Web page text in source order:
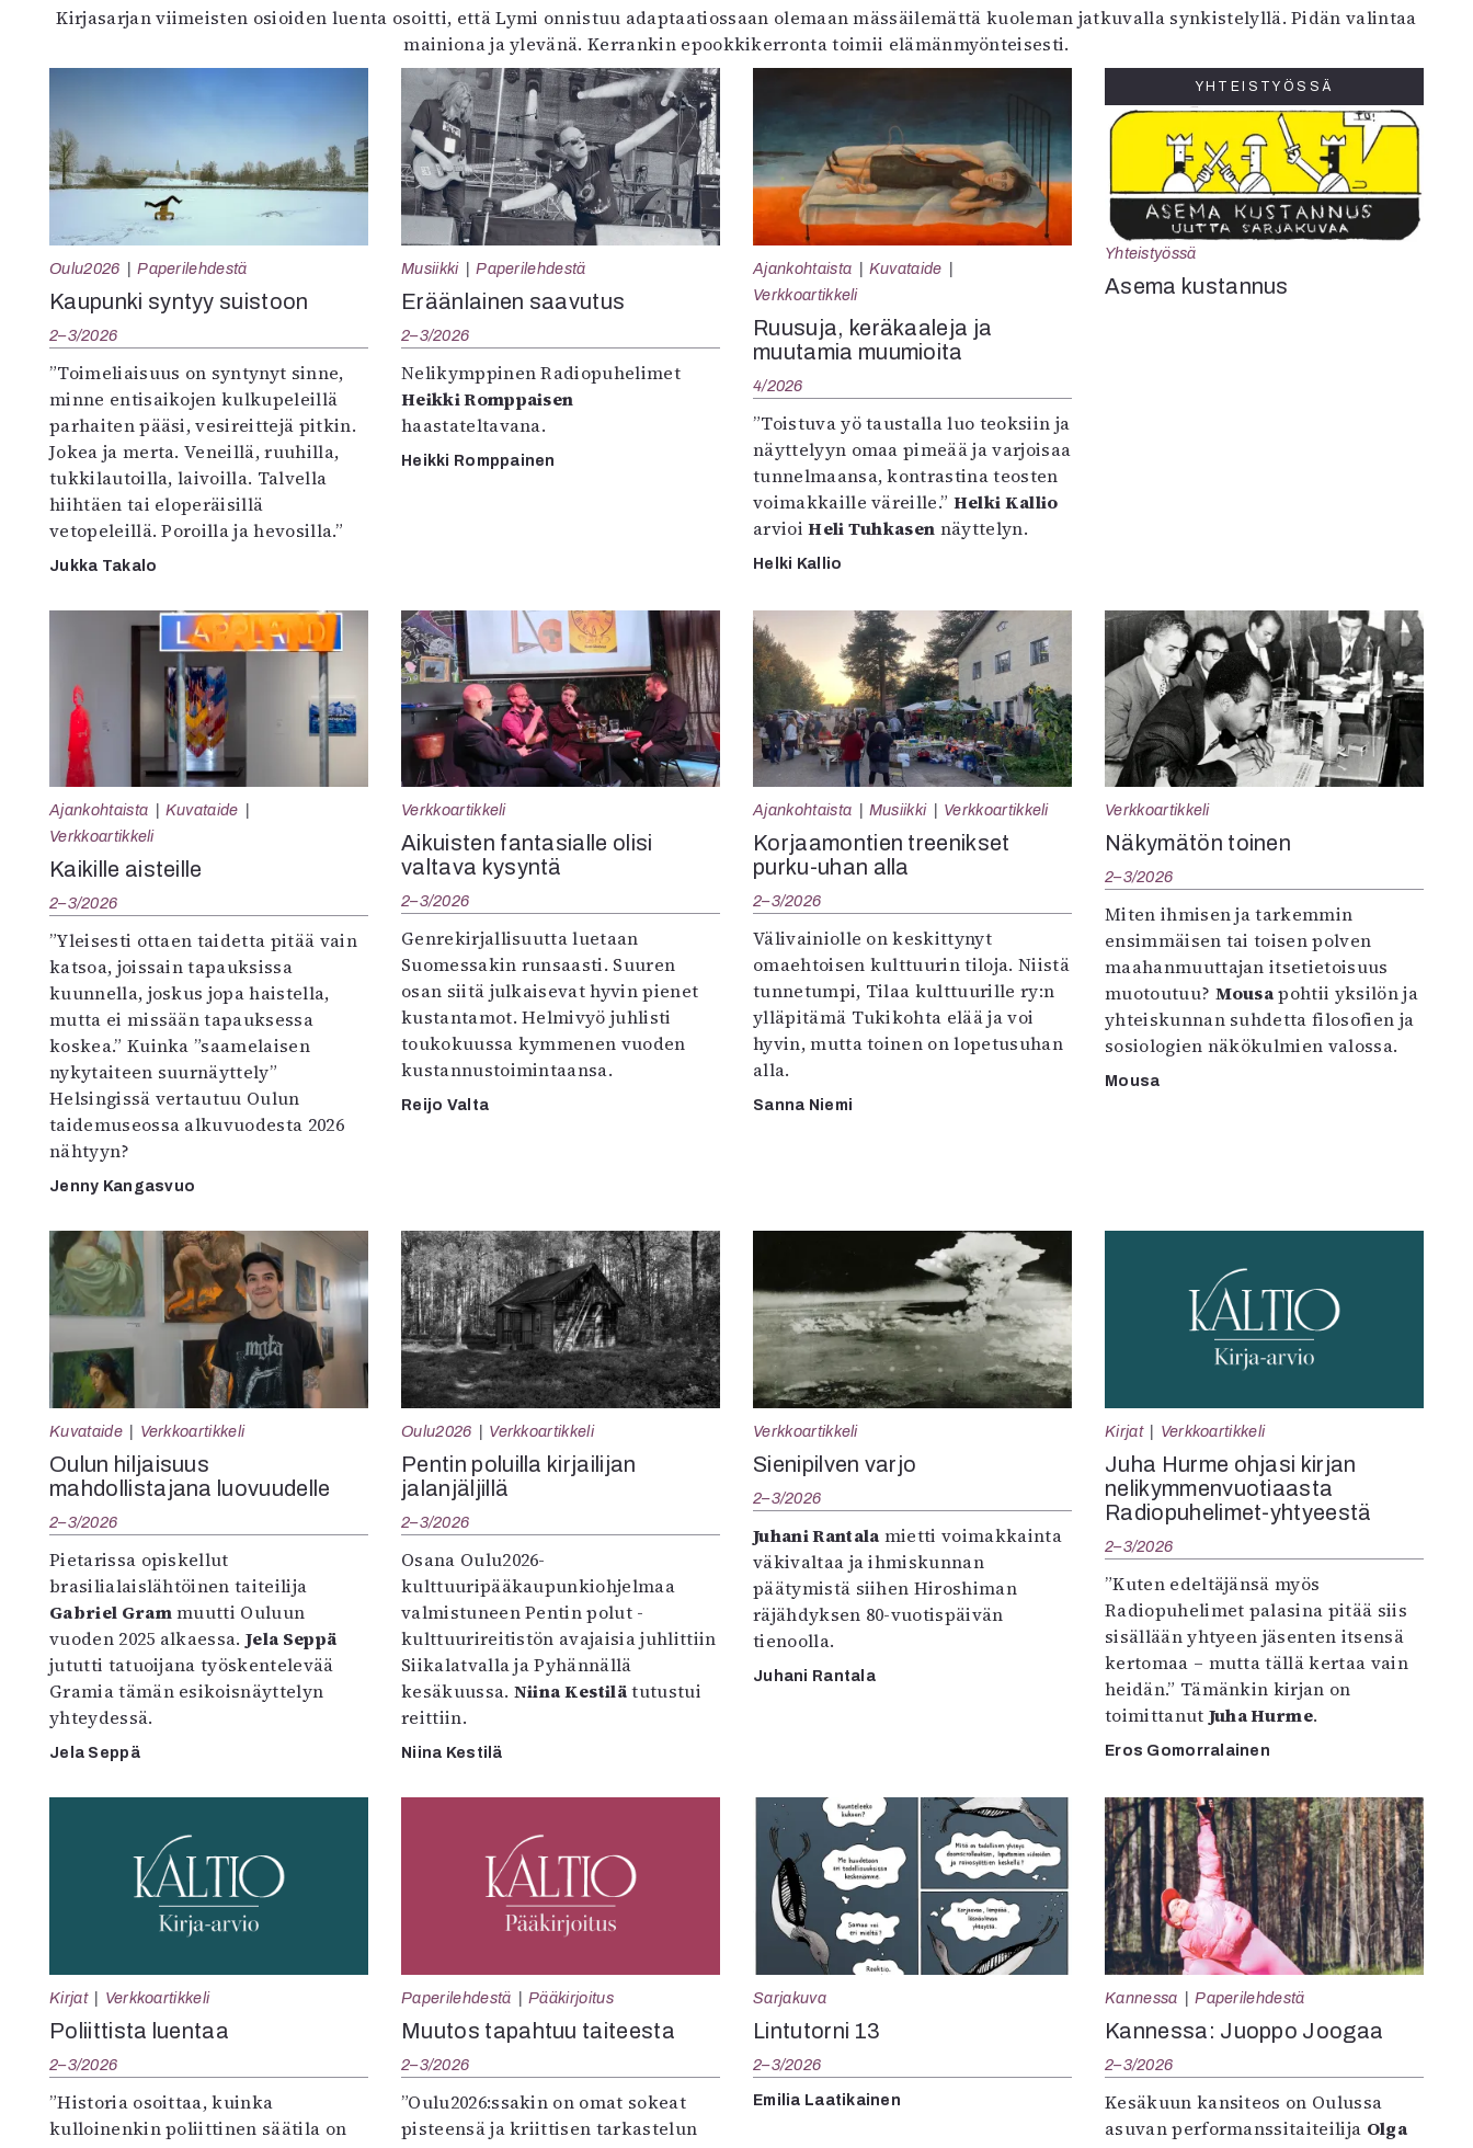
Kirjasarjan viimeisten osioiden luenta osoitti, että Lymi onnistuu adaptaatiossaan olemaan mässäilemättä kuoleman jatkuvalla synkistelyllä. Pidän valintaa
mainiona ja ylevänä. Kerrankin epookkikerronta toimii elämänmyönteisesti.
Oulu2026 Paperilehdestä
Kaupunki syntyy suistoon
2–3/2026
”Toimeliaisuus on syntynyt sinne,
minne entisaikojen kulkupeleillä
parhaiten pääsi, vesireittejä pitkin.
Jokea ja merta. Veneillä, ruuhilla,
tukkilautoilla, laivoilla. Talvella
hiihtäen tai eloperäisillä
vetopeleillä. Poroilla ja hevosilla.”
Jukka Takalo
Musiikki Paperilehdestä
Eräänlainen saavutus
2–3/2026
Nelikymppinen Radiopuhelimet
Heikki Romppaisen
haastateltavana.
Heikki Romppainen
Ajankohtaista
Kuvataide
Verkkoartikkeli
Ruusuja, keräkaaleja ja
muutamia muumioita
4/2026
”Toistuva yö taustalla luo teoksiin ja
näyttelyyn omaa pimeää ja varjoisaa
tunnelmaansa, kontrastina teosten
voimakkaille väreille.” Helki Kallio
arvioiHeli Tuhkasen näyttelyn.
Helki Kallio
YHTEISTYÖSSÄ
Yhteistyössä
Asema kustannus
Ajankohtaista
Kuvataide
Verkkoartikkeli
Kaikille aisteille
2–3/2026
”Yleisesti ottaen taidetta pitää vain
katsoa, joissain tapauksissa
kuunnella, joskus jopa haistella,
mutta ei missään tapauksessa
koskea.” Kuinka ”saamelaisen
nykytaiteen suurnäyttely”
Helsingissä vertautuu Oulun
taidemuseossa alkuvuodesta 2026
nähtyyn?
Jenny Kangasvuo
Verkkoartikkeli
Aikuisten fantasialle olisi
valtava kysyntä
2–3/2026
Genrekirjallisuutta luetaan
Suomessakin runsaasti. Suuren
osan siitä julkaisevat hyvin pienet
kustantamot. Helmivyö juhlisti
toukokuussa kymmenen vuoden
kustannustoimintaansa.
Reijo Valta
Ajankohtaista Musiikki Verkkoartikkeli
Korjaamontien treenikset
purku-uhan alla
2–3/2026
Välivainiolle on keskittynyt
omaehtoisen kulttuurin tiloja. Niistä
tunnetumpi, Tilaa kulttuurille ry:n
ylläpitämä Tukikohta elää ja voi
hyvin, mutta toinen on lopetusuhan
alla.
Sanna Niemi
Verkkoartikkeli
Näkymätön toinen
2–3/2026
Miten ihmisen ja tarkemmin
ensimmäisen tai toisen polven
maahanmuuttajan itsetietoisuus
muotoutuu? Mousapohtii yksilön ja
yhteiskunnan suhdetta filosofien ja
sosiologien näkökulmien valossa.
Mousa
Kuvataide Verkkoartikkeli
Oulun hiljaisuus
mahdollistajana luovuudelle
2–3/2026
Pietarissa opiskellut
brasilialaislähtöinen taiteilija
Gabriel Grammuutti Ouluun
vuoden 2025 alkaessa.Jela Seppä
jututti tatuoijana työskentelevää
Gramia tämän esikoisnäyttelyn
yhteydessä.
Jela Seppä
Oulu2026 Verkkoartikkeli
Pentin poluilla kirjailijan
jalanjäljillä
2–3/2026
Osana Oulu2026-
kulttuuripääkaupunkiohjelmaa
valmistuneen Pentin polut -
kulttuurireitistön avajaisia juhlittiin
Siikalatvalla ja Pyhännällä
kesäkuussa. Niina Kestilätutustui
reittiin.
Niina Kestilä
Verkkoartikkeli
Sienipilven varjo
2–3/2026
Juhani Rantala mietti voimakkainta
väkivaltaa ja ihmiskunnan
päätymistä siihen Hiroshiman
räjähdyksen 80-vuotispäivän
tienoolla.
Juhani Rantala
Kirjat Verkkoartikkeli
Juha Hurme ohjasi kirjan
nelikymmenvuotiaasta
Radiopuhelimet-yhtyeestä
2–3/2026
”Kuten edeltäjänsä myös
Radiopuhelimet palasina pitää siis
sisällään yhtyeen jäsenten itsensä
kertomaa – mutta tällä kertaa vain
heidän.” Tämänkin kirjan on
toimittanut Juha Hurme.
Eros Gomorralainen
Kirjat Verkkoartikkeli
Poliittista luentaa
2–3/2026
”Historia osoittaa, kuinka
kulloinenkin poliittinen säätila on
Paperilehdestä Pääkirjoitus
Muutos tapahtuu taiteesta
2–3/2026
”Oulu2026:ssakin on omat sokeat
pisteensä ja kriittisen tarkastelun
Sarjakuva
Lintutorni 13
2–3/2026
Emilia Laatikainen
Kannessa Paperilehdestä
Kannessa: Juoppo Joogaa
2–3/2026
Kesäkuun kansiteos on Oulussa
asuvan performanssitaiteilija Olga